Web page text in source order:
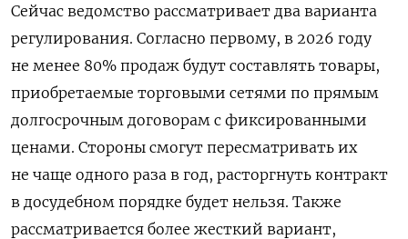
Сейчас ведомство рассматривает два варианта
регулирования. Согласно первому, в 2026 году
не менее 80% продаж будут составлять товары,
приобретаемые торговыми сетями по прямым
долгосрочным договорам с фиксированными
ценами. Стороны смогут пересматривать их
не чаще одного раза в год, расторгнуть контракт
в досудебном порядке будет нельзя. Также
рассматривается более жесткий вариант,